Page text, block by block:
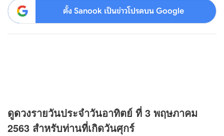
ตั้ง Sanook เป็นข่าวโปรดบน Google
ดูดวงรายวันประจำวันอาทิตย์ ที่ 3 พฤษภาคม
2563 สำหรับท่านที่เกิดวันศุกร์